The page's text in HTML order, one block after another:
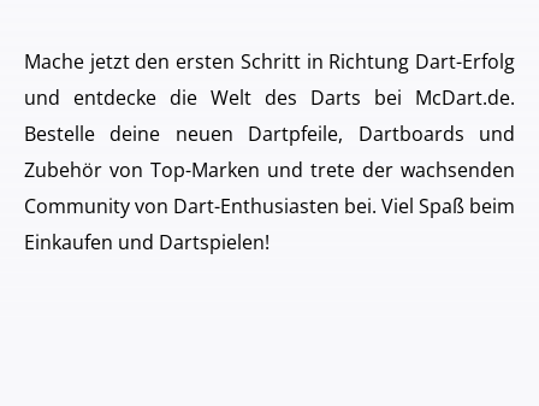
Mache jetzt den ersten Schritt in Richtung Dart-Erfolg
und entdecke die Welt des Darts bei McDart.de.
Bestelle deine neuen Dartpfeile, Dartboards und
Zubehör von Top-Marken und trete der wachsenden
Community von Dart-Enthusiasten bei. Viel Spaß beim
Einkaufen und Dartspielen!